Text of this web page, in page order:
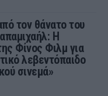
τον θάνατο του
Η
Φίνος Φιλμ για
λεβεντόπαιδο
σινεμά»